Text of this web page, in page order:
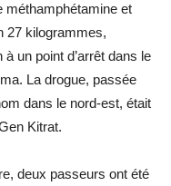
méthamphétamine et
27 kilogrammes,
un point d’arrêt dans le
La drogue, passée
dans le nord-est, était
Kitrat.
deux passeurs ont été